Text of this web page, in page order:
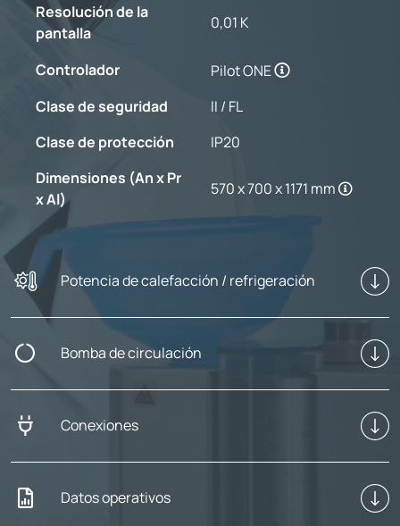
Resolución de la
pantalla
0,01 K
Controlador
Pilot ONE
Clase de seguridad
II / FL
Clase de protección
IP20
Dimensiones (An x Pr
x Al)
570 x 700 x 1171 mm
Potencia de calefacción / refrigeración
Bomba de circulación
Conexiones
Datos operativos